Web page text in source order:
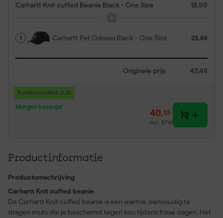
Carhartt Knit cuffed Beanie Black - One Size 18,99
1 Carhartt Pet Odessa Black - One Size 23,49
Originele prijs 42,48
Bundelvoordeel: 2,35
Morgen bezorgd
40,13
incl. BTW
Productinformatie
Productomschrijving
Carhartt Knit cuffed beanie
De Carhartt Knit cuffed beanie is een warme, eenvoudig te
dragen muts die je beschermt tegen kou tijdens frisse dagen. Het